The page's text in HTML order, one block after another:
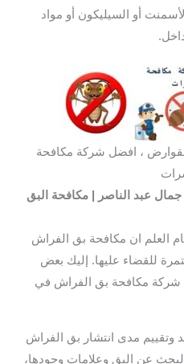
أو السيليكون أو مواد
، افضل شركة مكافحة
عبد الناصر
| مكافحة البق
العلم ان مكافحة بق الفراش
للقضاء عليها. إليك بعض
شركة مكافحة بق الفراش في
وتقييم مدى انتشار بق الفراش
عن البق وعلامات وجودها،